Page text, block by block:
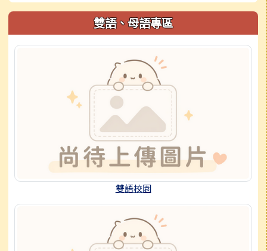
雙語、母語專區
雙語校園